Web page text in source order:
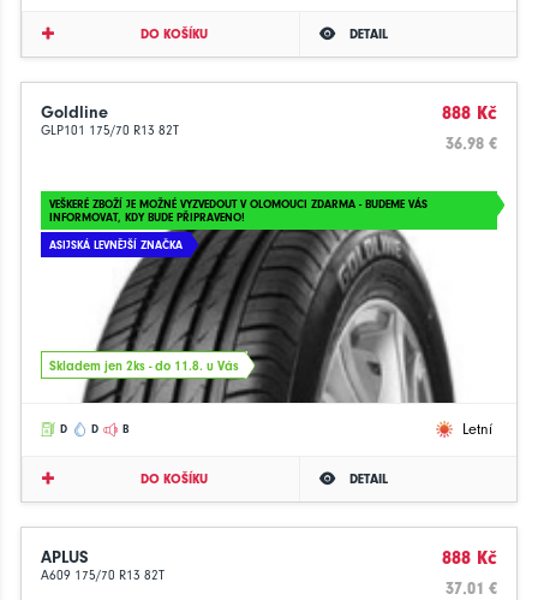
DO KOŠÍKU DETAIL
Goldline
GLP101 175/70 R13 82T
888 Kč
36.98 €
VEŠKERÉ ZBOŽÍ JE MOŽNÉ VYZVEDOUT V OLOMOUCI ZDARMA - BUDEME VÁS
INFORMOVAT, KDY BUDE PŘIPRAVENO!
ASIJSKÁ LEVNĚJŠÍ ZNAČKA
Skladem jen 2ks - do 11.8. u Vás
D D B Letní
DO KOŠÍKU DETAIL
APLUS
A609 175/70 R13 82T
888 Kč
37.01 €